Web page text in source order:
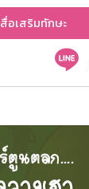
สื่อเสริมทักษะ